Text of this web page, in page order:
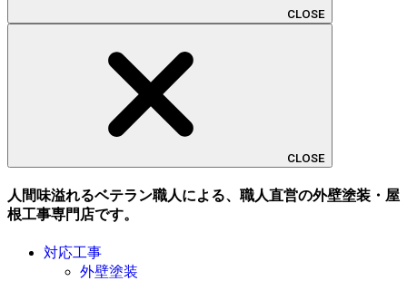
CLOSE
CLOSE
人間味溢れるベテラン職人による、職人直営の外壁塗装・屋
根工事専門店です。
対応工事
外壁塗装